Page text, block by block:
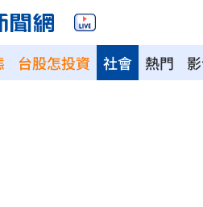
台股怎投資 熱門
社會